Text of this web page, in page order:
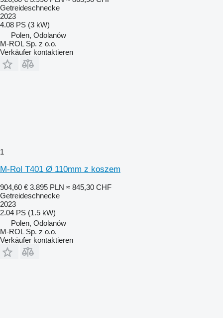
Getreideschnecke
2023
4.08 PS (3 kW)
Polen, Odolanów
M-ROL Sp. z o.o.
Verkäufer kontaktieren
1
M-Rol T401 Ø 110mm z koszem
904,60 € 3.895 PLN ≈ 845,30 CHF
Getreideschnecke
2023
2.04 PS (1.5 kW)
Polen, Odolanów
M-ROL Sp. z o.o.
Verkäufer kontaktieren